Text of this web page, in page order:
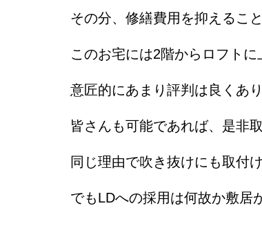
その分、修繕費用を抑えるこ
このお宅には2階からロフト
意匠的にあまり評判は良くあ
皆さんも可能であれば、是非
同じ理由で吹き抜けにも取付
でもLDへの採用は何故か敷居